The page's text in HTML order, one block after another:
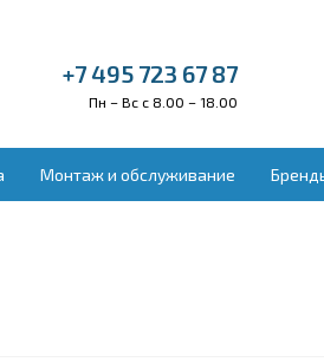
+7 495 723 67 87
Пн – Вс с 8.00 – 18.00
Монтаж и обслуживание